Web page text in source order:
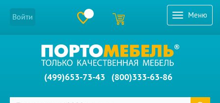
Меню
Войти
(499)653-73-43 (800)333-63-86